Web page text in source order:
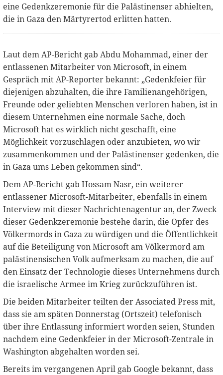
eine Gedenkzeremonie für die Palästinenser abhielten,
die in Gaza den Märtyrertod erlitten hatten.
Laut dem AP-Bericht gab Abdu Mohammad, einer der
entlassenen Mitarbeiter von Microsoft, in einem
Gespräch mit AP-Reporter bekannt: „Gedenkfeier für
diejenigen abzuhalten, die ihre Familienangehörigen,
Freunde oder geliebten Menschen verloren haben, ist in
diesem Unternehmen eine normale Sache, doch
Microsoft hat es wirklich nicht geschafft, eine
Möglichkeit vorzuschlagen oder anzubieten, wo wir
zusammenkommen und der Palästinenser gedenken, die
in Gaza ums Leben gekommen sind“.
Dem AP-Bericht gab Hossam Nasr, ein weiterer
entlassener Microsoft-Mitarbeiter, ebenfalls in einem
Interview mit dieser Nachrichtenagentur an, der Zweck
dieser Gedenkzeremonie bestehe darin, die Opfer des
Völkermords in Gaza zu würdigen und die Öffentlichkeit
auf die Beteiligung von Microsoft am Völkermord am
palästinensischen Volk aufmerksam zu machen, die auf
den Einsatz der Technologie dieses Unternehmens durch
die israelische Armee im Krieg zurückzuführen ist.
Die beiden Mitarbeiter teilten der Associated Press mit,
dass sie am späten Donnerstag (Ortszeit) telefonisch
über ihre Entlassung informiert worden seien, Stunden
nachdem eine Gedenkfeier in der Microsoft-Zentrale in
Washington abgehalten worden sei.
Bereits im vergangenen April gab Google bekannt, dass